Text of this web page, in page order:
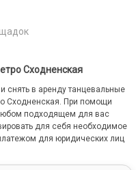
Сходненская
снять в аренду танцевальные
Сходненская. При помощи
подходящем для вас
для себя необходимое
для юридических лиц